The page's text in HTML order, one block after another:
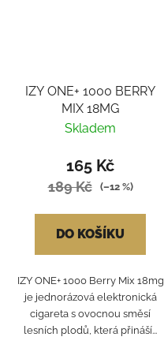
IZY ONE+ 1000 BERRY
MIX 18MG
Skladem
165 Kč
189 Kč (–12 %)
DO KOŠÍKU
IZY ONE+ 1000 Berry Mix 18mg
je jednorázová elektronická
cigareta s ovocnou směsí
lesních plodů, která přináší...